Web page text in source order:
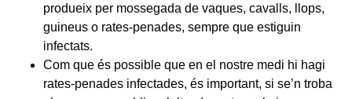
produeix per mossegada de vaques, cavalls, llops,
guineus o rates-penades, sempre que estiguin
infectats.
Com que és possible que en el nostre medi hi hagi
rates-penades infectades, és important, si se’n troba